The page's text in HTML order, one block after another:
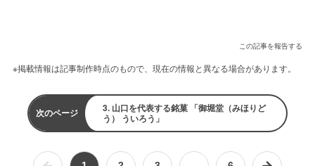
この記事を報告する
※掲載情報は記事制作時点のもので、現在の情報と異なる場合があります。
次のページ
3. 山口を代表する銘菓 「御堀堂（みほりど
う） ういろう」